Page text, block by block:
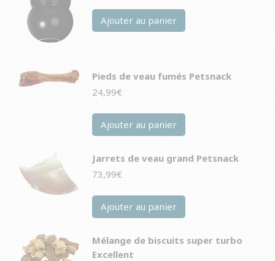
Ajouter au panier
Pieds de veau fumés Petsnack
24,99€
Ajouter au panier
Jarrets de veau grand Petsnack
73,99€
Ajouter au panier
Mélange de biscuits super turbo
Excellent